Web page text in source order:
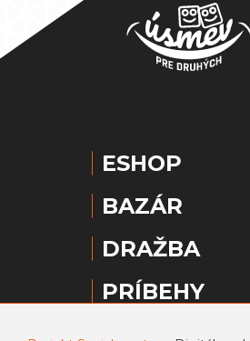
ESHOP
BAZÁR
DRAŽBA
PRÍBEHY
PORADŇA